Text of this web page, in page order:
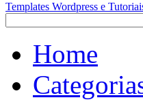
Templates Wordpress e
Home